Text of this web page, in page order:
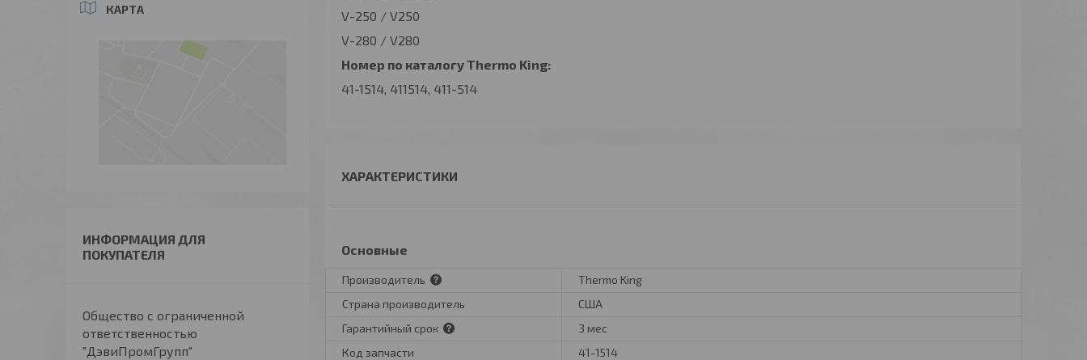
V-250 / V250
V-280 / V280
Номер по каталогу Thermo King:
41-1514, 411514, 411-514
ХАРАКТЕРИСТИКИ
Основные
Производитель
Thermo King
Страна производитель
США
Гарантийный срок
3 мес
Код запчасти
41-1514
КАРТА
ИНФОРМАЦИЯ ДЛЯ
ПОКУПАТЕЛЯ
Общество с ограниченной
ответственностью
"ДэвиПромГрупп"